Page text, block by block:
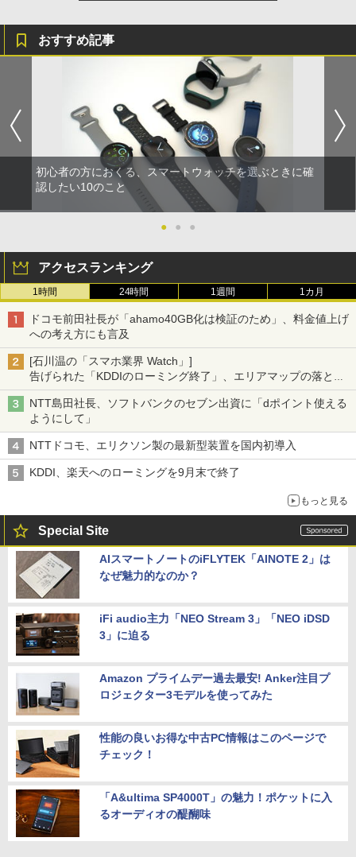
おすすめ記事
初心者の方におくる、スマートウォッチを選ぶときに確
認したい10のこと
● ● ●
アクセスランキング
1時間 24時間 1週間 1カ月
ドコモ前田社長が「ahamo40GB化は検証のため」、料金値上げ
への考え方にも言及
[石川温の「スマホ業界 Watch」]
告げられた「KDDIのローミング終了」、エリアマップの落とし
穴と楽天モバイルの課題
NTT島田社長、ソフトバンクのセブン出資に「dポイント使える
ようにして」
NTTドコモ、エリクソン製の最新型装置を国内初導入
KDDI、楽天へのローミングを9月末で終了
もっと見る
Special Site
AIスマートノートのiFLYTEK「AINOTE 2」は
なぜ魅力的なのか？
iFi audio主力「NEO Stream 3」「NEO iDSD
3」に迫る
Amazon プライムデー過去最安! Anker注目プ
ロジェクター3モデルを使ってみた
性能の良いお得な中古PC情報はこのページで
チェック！
「A&ultima SP4000T」の魅力！ポケットに入
るオーディオの醍醐味